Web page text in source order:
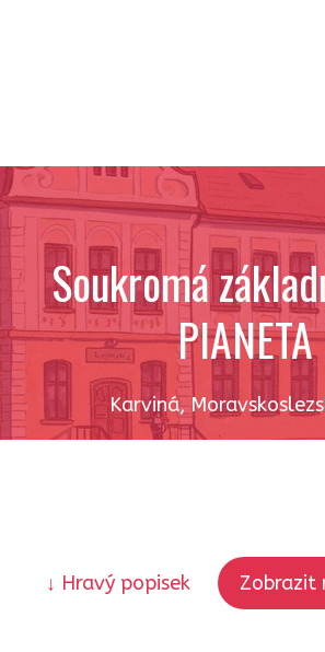
Soukromá
PIANETA
Karviná,
↓ Hravý popisek Zobrazit